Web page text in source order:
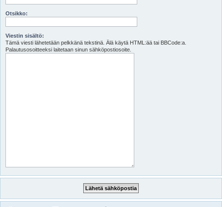
Otsikko:
Viestin sisältö:
Tämä viesti lähetetään pelkkänä tekstinä. Älä käytä HTML:ää tai BBCode:a.
Palautusosoitteeksi laitetaan sinun sähköpostiosoite.